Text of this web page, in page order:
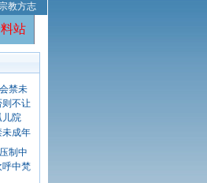
教方志
站
未成年